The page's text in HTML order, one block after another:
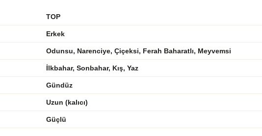
TOP
Erkek
Odunsu, Narenciye, Çiçeksi, Ferah Baharatlı, Meyvemsi
İlkbahar, Sonbahar, Kış, Yaz
Gündüz
Uzun (kalıcı)
Güçlü